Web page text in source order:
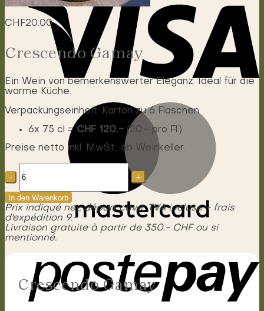
CHF20.00
Crescendo Gamay
Ein Wein von bemerkenswerter Eleganz. Ideal für die
warme Küche.
Verpackungseinheit: Karton zu 6 Flaschen
6x 75 cl = CHF 120.- (20.- pro Fl.)
Preise netto inkl. MwSt., ab Weinkeller.
Gamay
In den Warenkorb
Prix indiqué net, départ cave, TVA incluse + frais
d'expédition 9.-
Livraison gratuite à partir de 350.- CHF ou si
mentionné.
Crescendo Gamay